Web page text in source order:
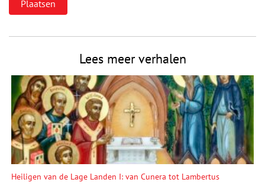
Lees meer verhalen
Heiligen van de Lage Landen I: van Cunera tot Lambertus